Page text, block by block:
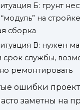
Б: грунт
на
сборка
В: нужен
срок службы,
ремонтировать
ошибки
заметны на